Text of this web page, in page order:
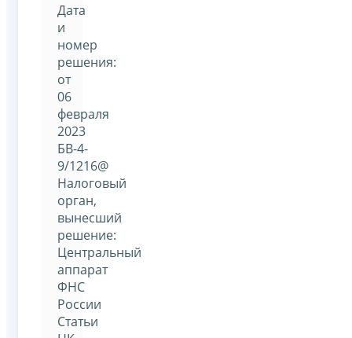
Дата
и
номер
решения:
от
06
февраля
2023
БВ-4-
9/1216@
Налоговый
орган,
вынесший
решение:
Центральный
аппарат
ФНС
России
Статьи